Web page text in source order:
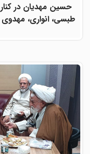
حسین مهدیان در
طبسی، انواری، مهدوی